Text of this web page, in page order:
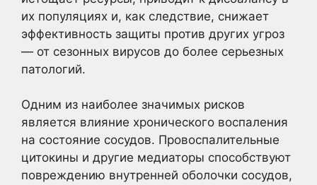
их популяциях и, как следствие, снижает
эффективность защиты против других угроз
— от сезонных вирусов до более серьезных
патологий.
Одним из наиболее значимых рисков
является влияние хронического воспаления
на состояние сосудов. Провоспалительные
цитокины и другие медиаторы способствуют
повреждению внутренней оболочки сосудов,